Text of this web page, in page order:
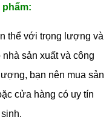
thể với trọng lượng và
sản xuất và công
bạn nên mua sản
cửa hàng có uy tín